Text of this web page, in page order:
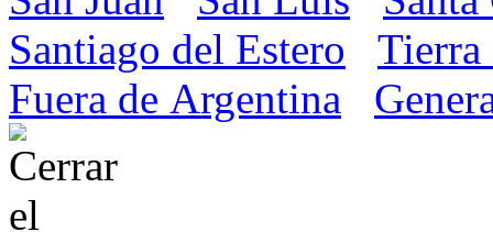
Santiago del Estero
Tierra
Fuera de Argentina